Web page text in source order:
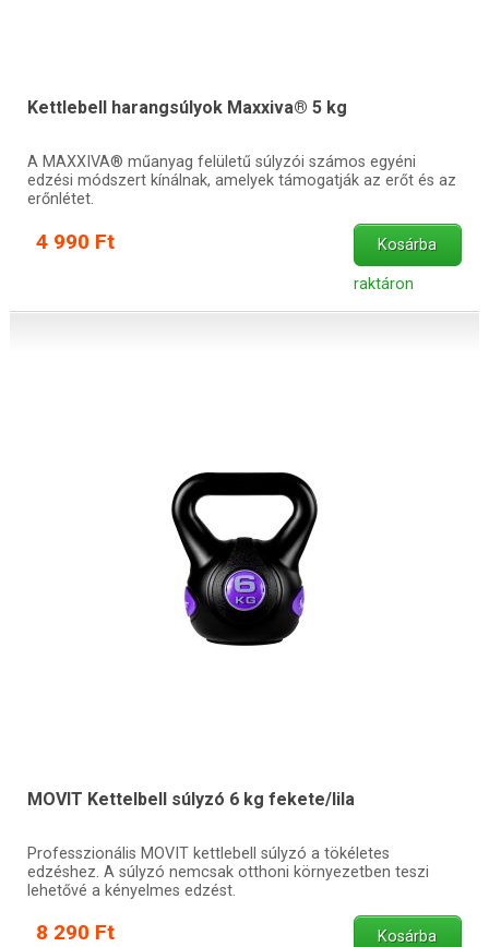
Kettlebell harangsúlyok Maxxiva® 5 kg
A MAXXIVA® műanyag felületű súlyzói számos egyéni
edzési módszert kínálnak, amelyek támogatják az erőt és az
erőnlétet.
4 990 Ft Kosárba
raktáron
MOVIT Kettelbell súlyzó 6 kg fekete/lila
Professzionális MOVIT kettlebell súlyzó a tökéletes
edzéshez. A súlyzó nemcsak otthoni környezetben teszi
lehetővé a kényelmes edzést.
8 290 Ft Kosárba